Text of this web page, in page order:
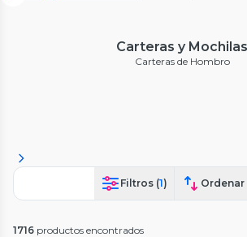
Carteras y Mochilas
Carteras de Hombro
Filtros (1) Ordenar
1716 productos encontrados